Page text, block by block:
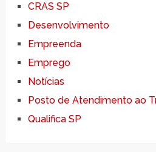
CRAS SP
Desenvolvimento
Empreenda
Emprego
Notícias
Posto de Atendimento ao
Qualifica SP